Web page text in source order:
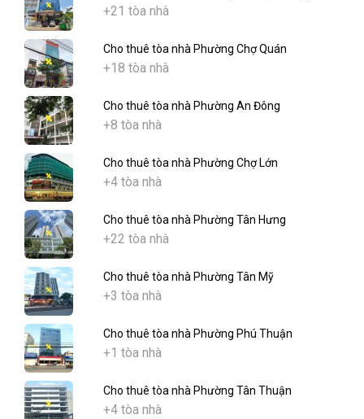
+21 tòa nhà
Cho thuê tòa nhà Phường Chợ Quán
+18 tòa nhà
Cho thuê tòa nhà Phường An Đông
+8 tòa nhà
Cho thuê tòa nhà Phường Chợ Lớn
+4 tòa nhà
Cho thuê tòa nhà Phường Tân Hưng
+22 tòa nhà
Cho thuê tòa nhà Phường Tân Mỹ
+3 tòa nhà
Cho thuê tòa nhà Phường Phú Thuận
+1 tòa nhà
Cho thuê tòa nhà Phường Tân Thuận
+4 tòa nhà